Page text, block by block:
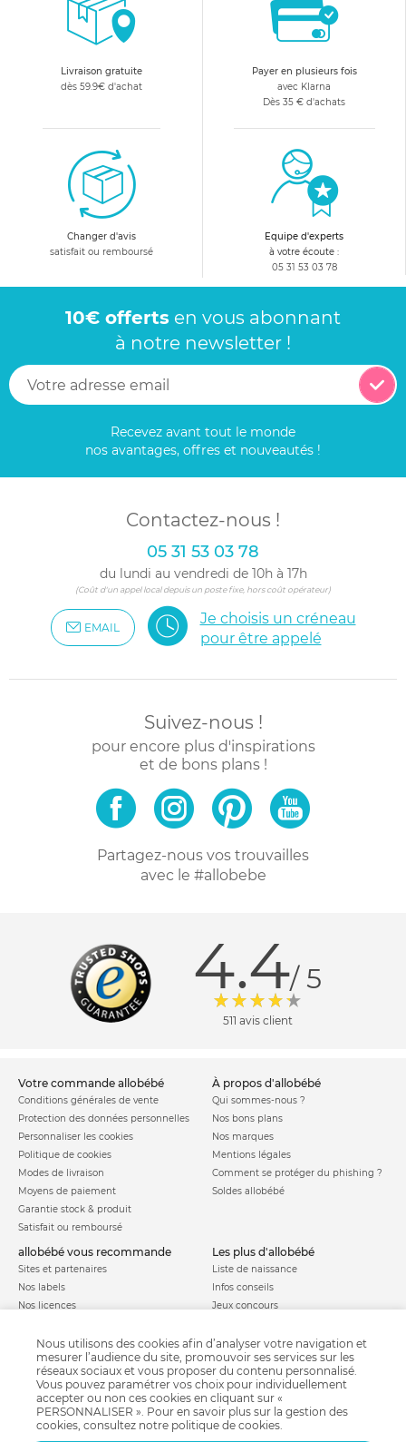
Livraison gratuite
dès 59.9€ d'achat
Payer en plusieurs fois
avec Klarna
Dès 35 € d'achats
Changer d'avis
satisfait ou remboursé
Equipe d'experts
à votre écoute :
05 31 53 03 78
10€ offerts en vous abonnant
à notre newsletter !
Recevez avant tout le monde
nos avantages, offres et nouveautés !
Contactez-nous !
05 31 53 03 78
du lundi au vendredi de 10h à 17h
(Coût d'un appel local depuis un poste fixe, hors coût opérateur)
EMAIL
Je choisis un créneau
pour être appelé
Suivez-nous !
pour encore plus d'inspirations
et de bons plans !
Partagez-nous vos trouvailles
avec le #allobebe
4.4/ 5
511 avis client
votre commande allobébé
Conditions générales de vente
Protection des données personnelles
Personnaliser les cookies
Politique de cookies
Modes de livraison
Moyens de paiement
Garantie stock & produit
Satisfait ou remboursé
à propos d'allobébé
Qui sommes-nous ?
Nos bons plans
Nos marques
Mentions légales
Comment se protéger du phishing ?
Soldes allobébé
allobébé vous recommande
Sites et partenaires
Nos labels
Nos licences
les plus d'allobébé
Liste de naissance
Infos conseils
Jeux concours
Parrainage
Paiement sécurisé
Charte qualité
Nous utilisons des cookies afin d’analyser votre navigation et
mesurer l’audience du site, promouvoir ses services sur les
réseaux sociaux et vous proposer du contenu personnalisé.
Vous pouvez paramétrer vos choix pour individuellement
accepter ou non ces cookies en cliquant sur «
PERSONNALISER ». Pour en savoir plus sur la gestion des
cookies, consultez notre politique de cookies.